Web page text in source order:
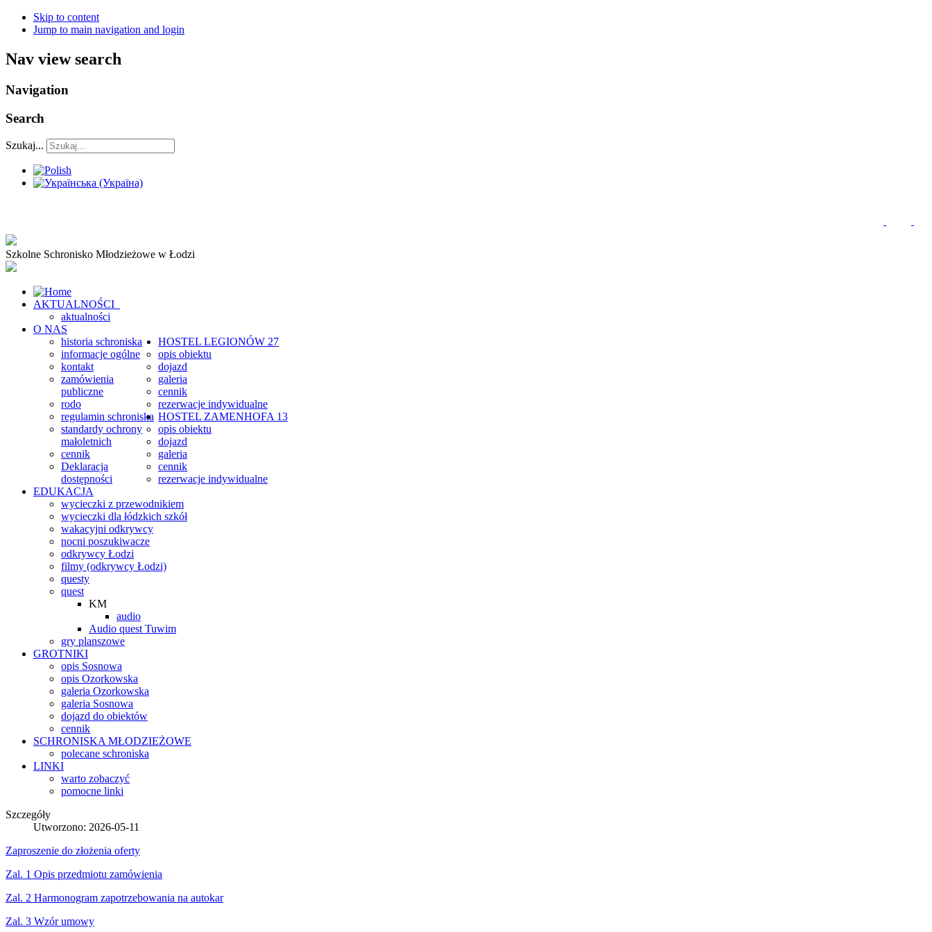
Skip to content
Jump to main navigation and login
Nav view search
Navigation
Search
Szukaj...
Szkolne Schronisko Młodzieżowe w Łodzi
AKTUALNOŚCI
aktualności
O NAS
historia schroniska
informacje ogólne
kontakt
zamówienia
publiczne
rodo
regulamin schroniska
standardy ochrony
małoletnich
cennik
Deklaracja
dostępności
HOSTEL LEGIONÓW 27
opis obiektu
dojazd
galeria
cennik
rezerwacje indywidualne
HOSTEL ZAMENHOFA 13
opis obiektu
dojazd
galeria
cennik
rezerwacje indywidualne
EDUKACJA
wycieczki z przewodnikiem
wycieczki dla łódzkich szkół
wakacyjni odkrywcy
nocni poszukiwacze
odkrywcy Łodzi
filmy (odkrywcy Łodzi)
questy
quest
KM
audio
Audio quest Tuwim
gry planszowe
GROTNIKI
opis Sosnowa
opis Ozorkowska
galeria Ozorkowska
galeria Sosnowa
dojazd do obiektów
cennik
SCHRONISKA MŁODZIEŻOWE
polecane schroniska
LINKI
warto zobaczyć
pomocne linki
Szczegóły
Utworzono: 2026-05-11
Zaproszenie do złożenia oferty
Zal. 1 Opis przedmiotu zamówienia
Zal. 2 Harmonogram zapotrzebowania na autokar
Zal. 3 Wzór umowy